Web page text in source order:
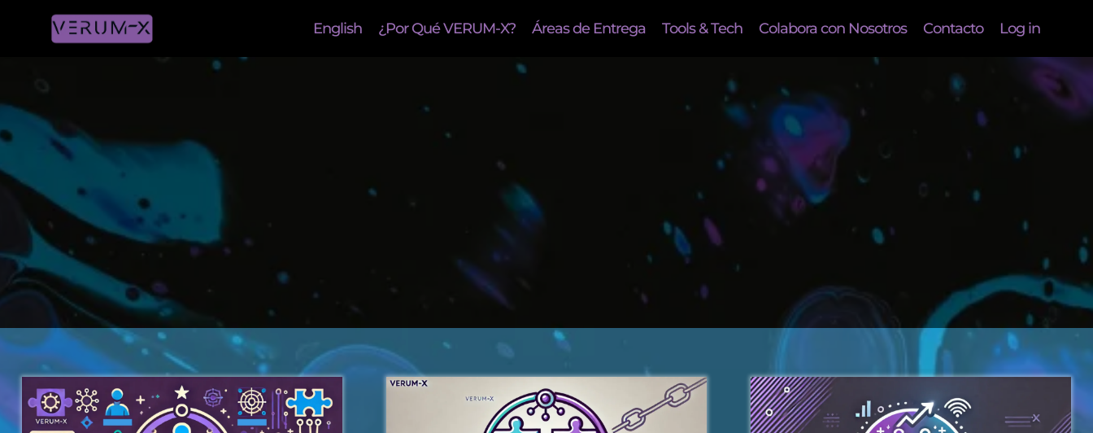
English ¿Por Qué VERUM-X? Áreas de Entrega Tools & Tech Colabora con Nosotros Contacto Log in
Bienvenidos a
,
Donde el Talento Encuentra su Verdadero Hogar
Freelancer Agencia Vendedor/Afiliado